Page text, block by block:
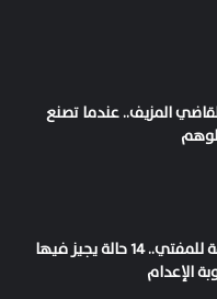
المزيف.. عندما تصنع
بعد إحالة سارة خليفة للمفتي.. 14 حالة يجيز فيها
الإعدام